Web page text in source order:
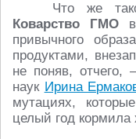
Что же
Коварство ГМО
привычного
продуктами,
не поняв, отчего,
наук Ирина
мутациях,
целый год кормила